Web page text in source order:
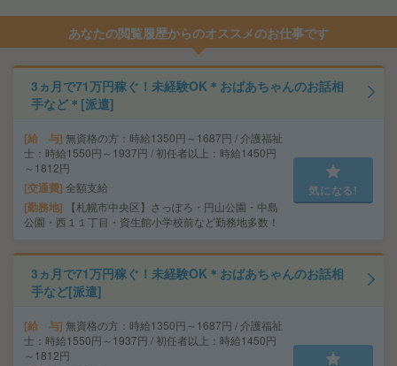
あなたの閲覧履歴からのオススメのお仕事です
3ヵ月で71万円稼ぐ！未経験OK＊おばあちゃんのお話相
手など＊[派遣]
給 与 無資格の方：時給1350円～1687円 / 介護福祉
士：時給1550円～1937円 / 初任者以上：時給1450円
～1812円
交通費 全額支給
勤務地
【札幌市中央区】さっぽろ・円山公園・中島
公園・西１１丁目・資生館小学校前など勤務地多数！
気になる!
3ヵ月で71万円稼ぐ！未経験OK＊おばあちゃんのお話相
手など[派遣]
給 与 無資格の方：時給1350円～1687円 / 介護福祉
士：時給1550円～1937円 / 初任者以上：時給1450円
～1812円